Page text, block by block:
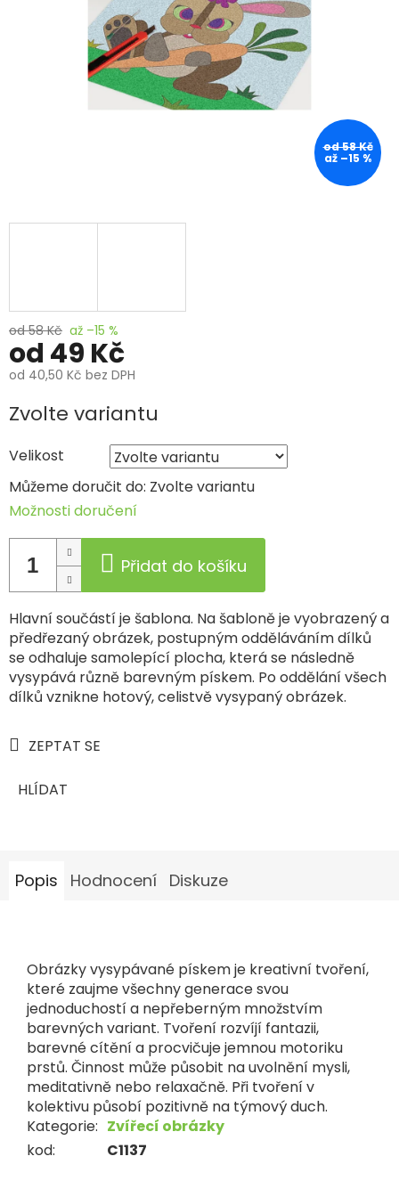
od 58 Kč
až –15 %
od 58 Kč až –15 %
od 49 Kč
od 40,50 Kč bez DPH
Měrná
cena:
Zvolte variantu
Velikost
Můžeme doručit do: Zvolte variantu
Možnosti doručení
Přidat do košíku
Hlavní součástí je šablona. Na šabloně je vyobrazený a
předřezaný obrázek, postupným odděláváním dílků
se odhaluje samolepící plocha, která se následně
vysypává různě barevným pískem. Po oddělání všech
dílků vznikne hotový, celistvě vysypaný obrázek.
ZEPTAT SE
HLÍDAT
Popis Hodnocení Diskuze
Obrázky vysypávané pískem je kreativní tvoření,
které zaujme všechny generace svou
jednoduchostí a nepřeberným množstvím
barevných variant. Tvoření rozvíjí fantazii,
barevné cítění a procvičuje jemnou motoriku
prstů. Činnost může působit na uvolnění mysli,
meditativně nebo relaxačně. Při tvoření v
kolektivu působí pozitivně na týmový duch.
Kategorie: Zvířecí obrázky
kod: C1137